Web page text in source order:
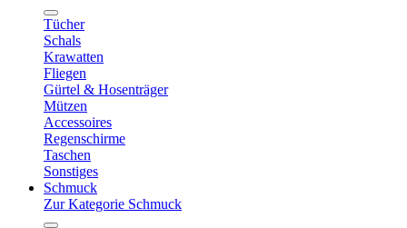
Tücher
Schals
Krawatten
Fliegen
Gürtel & Hosenträger
Mützen
Accessoires
Regenschirme
Taschen
Sonstiges
Schmuck
Zur Kategorie Schmuck